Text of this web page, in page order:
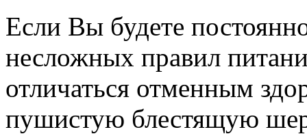
Если Вы будете
несложных правил
отличаться отменным
пушистую блестящую